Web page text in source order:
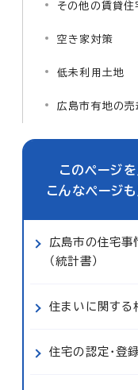
その他の賃貸住
空き家対策
低未利用土地
広島市有地の売
このページ
こんなページ
広島市の住宅事
（統計書）
住まいに関する
住宅の認定・登録